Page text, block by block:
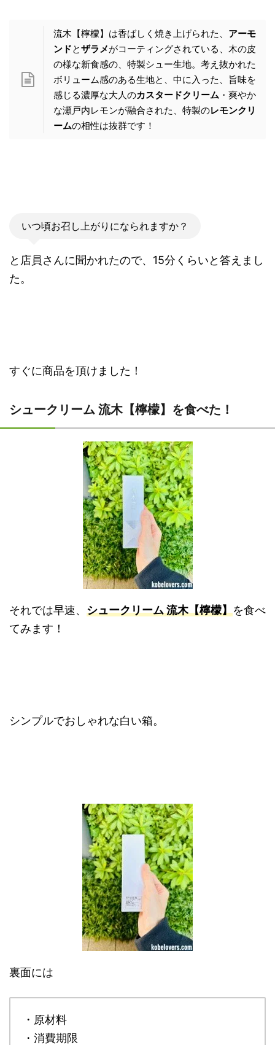
流木【檸檬】は香ばしく焼き上げられた、 アーモ
ンドとザラメがコーティングされている、木の皮
の様な新食感の、特製シュー生地。考え抜かれた
ボリューム感のある生地と、中に入った、旨味を
感じる濃厚な大人のカスタードクリーム ・爽やか
な瀬戸内レモンが融合された、特製のレモンクリ
ームの相性は抜群です！
いつ頃お召し上がりになられますか？
と店員さんに聞かれたので、15分くらいと答えまし
た。
すぐに商品を頂けました！
シュークリーム 流木【檸檬】を食べた！
それでは早速、 シュークリーム 流木【檸檬】を食べ
てみます！
シンプルでおしゃれな白い箱。
裏面には
・原材料
・消費期限